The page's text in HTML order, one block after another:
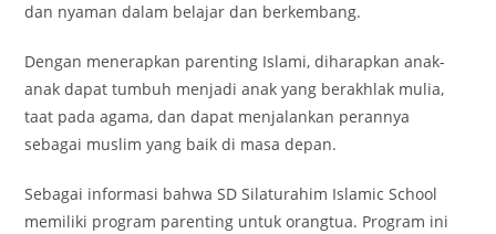
dan nyaman dalam belajar dan berkembang.
Dengan menerapkan parenting Islami, diharapkan anak-
anak dapat tumbuh menjadi anak yang berakhlak mulia,
taat pada agama, dan dapat menjalankan perannya
sebagai muslim yang baik di masa depan.
Sebagai informasi bahwa SD Silaturahim Islamic School
memiliki program parenting untuk orangtua. Program ini